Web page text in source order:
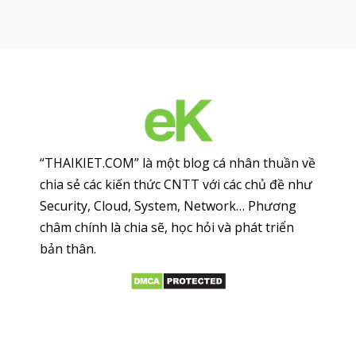
“THAIKIET.COM” là một blog cá nhân thuần về
chia sẻ các kiến thức CNTT với các chủ đề như
Security, Cloud, System, Network… Phương
châm chính là chia sẽ, học hỏi và phát triển
bản thân.